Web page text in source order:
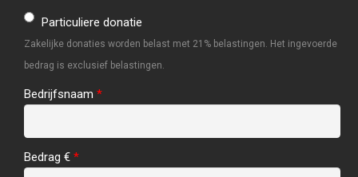
Particuliere donatie
Zakelijke donaties worden belast met 21% belastingen. Het ingevoerde
bedrag is exclusief belastingen.
Bedrijfsnaam *
Bedrag € *